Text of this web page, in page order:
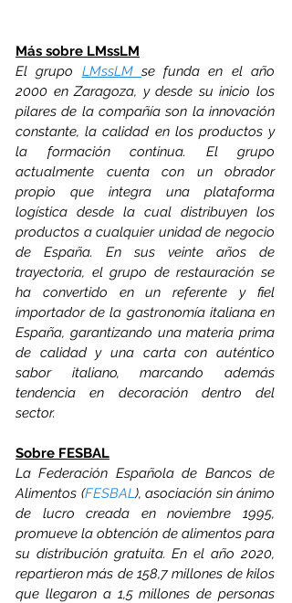
Más sobre LMssLM
El grupo LMssLM se funda en el año
2000 en Zaragoza, y desde su inicio los
pilares de la compañía son la innovación
constante, la calidad en los productos y
la formación continua. El grupo
actualmente cuenta con un obrador
propio que integra una plataforma
logística desde la cual distribuyen los
productos a cualquier unidad de negocio
de España. En sus veinte años de
trayectoria, el grupo de restauración se
ha convertido en un referente y fiel
importador de la gastronomía italiana en
España, garantizando una materia prima
de calidad y una carta con auténtico
sabor italiano, marcando además
tendencia en decoración dentro del
sector.
Sobre FESBAL
La Federación Española de Bancos de
Alimentos (FESBAL), asociación sin ánimo
de lucro creada en noviembre 1995,
promueve la obtención de alimentos para
su distribución gratuita. En el año 2020,
repartieron más de 158,7 millones de kilos
que llegaron a 1,5 millones de personas